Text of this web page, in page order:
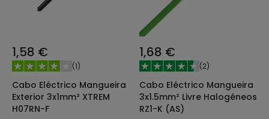
1,58 €
(1)
Cabo Eléctrico Mangueira
Exterior 3x1mm² XTREM
H07RN-F
1,68 €
(2)
Cabo Eléctrico Mangueira
3x1.5mm² Livre Halogéneos
RZ1-K (AS)